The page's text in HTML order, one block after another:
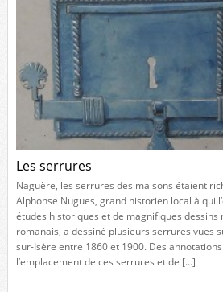
Les serrures
Naguère, les serrures des maisons étaient
Alphonse Nugues, grand historien local à qui
études historiques et de magnifiques
romanais, a dessiné plusieurs serrures vues
sur-Isère entre 1860 et 1900. Des
l’emplacement de ces serrures et de […]